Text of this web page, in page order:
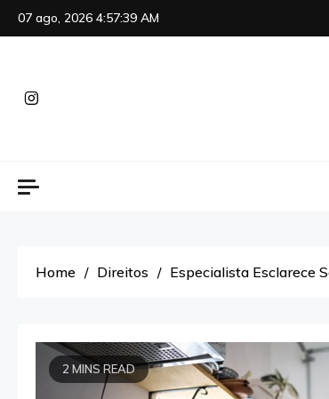
Skip
to
07 ago, 2026 4:57:40 AM
Home Direitos Especialista Esclarece
2 MINS READ